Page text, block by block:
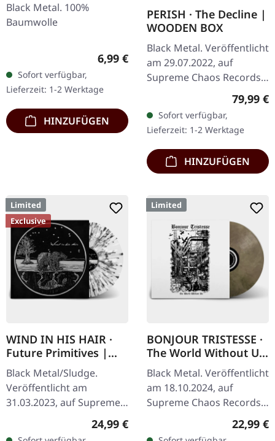
Black Metal. 100%
Baumwolle
Regulärer Preis:
6,99 €
Sofort verfügbar,
Lieferzeit: 1-2 Werktage
HINZUFÜGEN
PERISH · The Decline |
WOODEN BOX
Black Metal. Veröffentlicht
am 29.07.2022, auf
Supreme Chaos Records.
Extrem schwere schwarze
Holzbox mit graviertem
Logo, Titel und
Nummerierung,…
79,99 €
Sofort verfügbar,
Lieferzeit: 1-2 Werktage
HINZUFÜGEN
Limited
Exclusive
WIND IN HIS HAIR ·
Future Primitives |
SPLATTER LP
Black Metal/Sludge.
Veröffentlicht am
31.03.2023, auf Supreme
Chaos Records. SCR-
exklusives Ultra Clear
Regulärer Preis:
24,99 €
Limited
BONJOUR TRISTESSE ·
The World Without Us
| ECO RECYCLE LP
Black Metal. Veröffentlicht
am 18.10.2024, auf
Supreme Chaos Records.
Eco Recycle Vinyl mit
Insert, die Farbe kann
22,99 €